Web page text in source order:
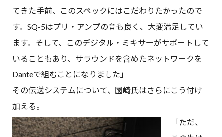
てきた手前、このスペックにはこだわりたかったので
す。SQ-5はプリ・アンプの音も良く、大変満足してい
ます。そして、このデジタル・ミキサーがサポートして
いることもあり、サラウンドを含めたネットワークを
Danteで組むことになりました」
その伝送システムについて、國崎氏はさらにこう付け
加える。
「ただ、